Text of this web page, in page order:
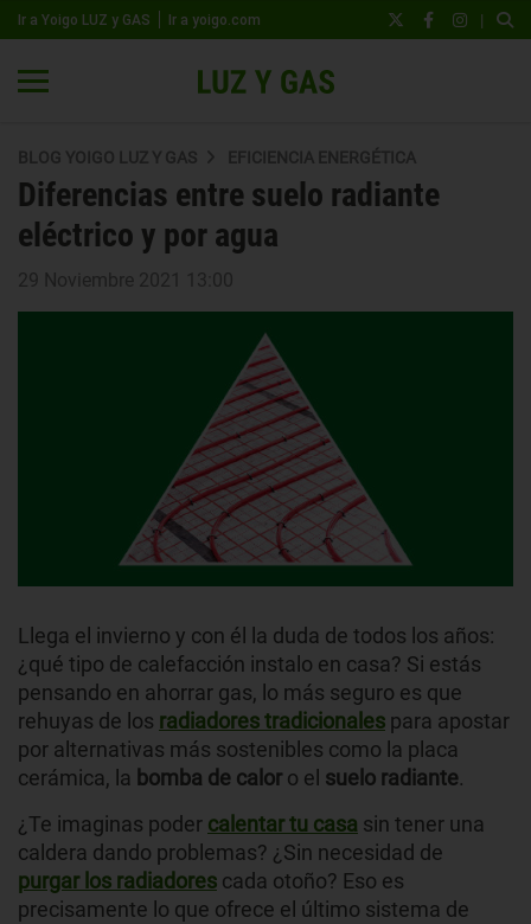
Ir a Yoigo LUZ y GAS Ir a yoigo.com |
BLOG YOIGO LUZ Y GAS EFICIENCIA ENERGÉTICA
Diferencias entre suelo radiante
eléctrico y por agua
29 Noviembre 2021 13:00
Llega el invierno y con él la duda de todos los años:
¿qué tipo de calefacción instalo en casa? Si estás
pensando en ahorrar gas, lo más seguro es que
rehuyas de los radiadores tradicionales para apostar
por alternativas más sostenibles como la placa
cerámica, la bomba de calor o el suelo radiante.
¿Te imaginas poder calentar tu casa sin tener una
caldera dando problemas? ¿Sin necesidad de
purgar los radiadores cada otoño? Eso es
precisamente lo que ofrece el último sistema de